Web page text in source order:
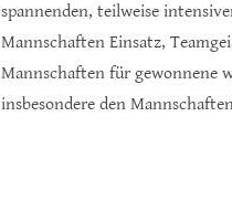
spannenden, teilweise
Mannschaften Einsatz,
Mannschaften für gewonnene
insbesondere den